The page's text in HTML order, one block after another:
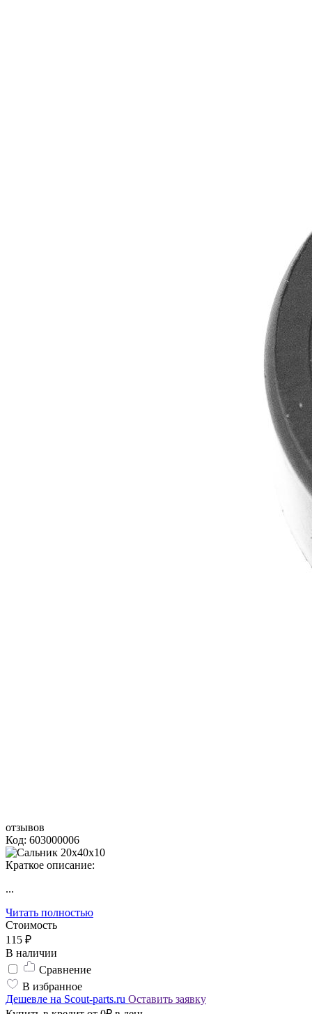
отзывов
Код: 603000006
Краткое описание:
...
Читать полностью
Стоимость
115 ₽
В наличии
Сравнение
В избранное
Дешевле на Scout-parts.ru Оставить заявку